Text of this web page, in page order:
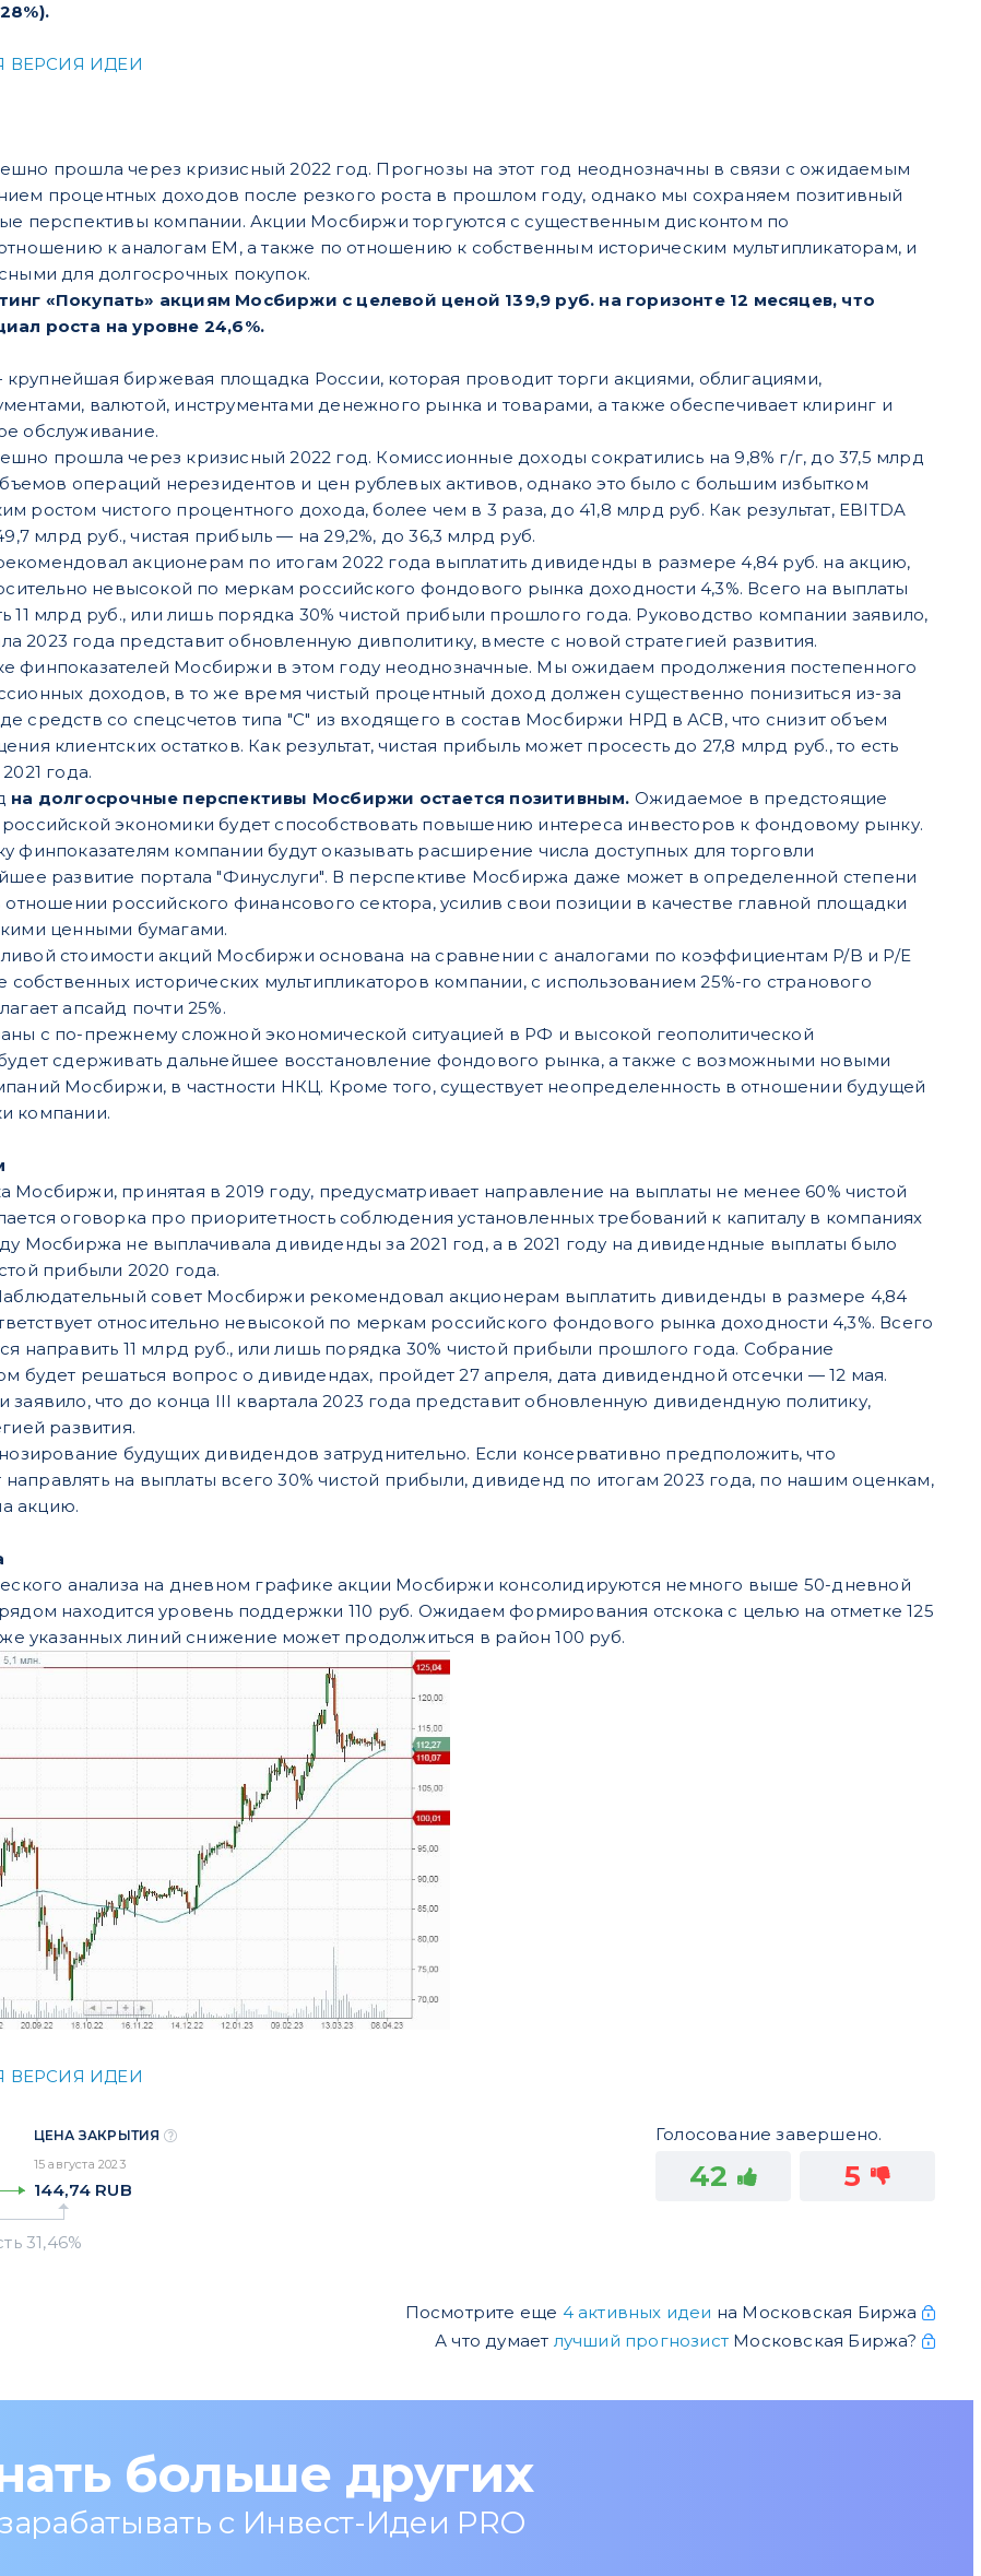
ВЕРСИЯ ИДЕИ
прошла через кризисный 2022 год. Прогнозы на этот год неоднозначны в связи с ожидаемым
процентных доходов после резкого роста в прошлом году, однако мы сохраняем позитивный
перспективы компании. Акции Мосбиржи торгуются с существенным дисконтом по
к аналогам EM, а также по отношению к собственным историческим мультипликаторам, и
для долгосрочных покупок.
«Покупать» акциям Мосбиржи с целевой ценой 139,9 руб. на горизонте 12 месяцев, что
роста на уровне 24,6%.
биржевая площадка России, которая проводит торги акциями, облигациями,
валютой, инструментами денежного рынка и товарами, а также обеспечивает клиринг и
обслуживание.
прошла через кризисный 2022 год. Комиссионные доходы сократились на 9,8% г/г, до 37,5 млрд
операций нерезидентов и цен рублевых активов, однако это было с большим избытком
ростом чистого процентного дохода, более чем в 3 раза, до 41,8 млрд руб. Как результат, EBITDA
млрд руб., чистая прибыль — на 29,2%, до 36,3 млрд руб.
акционерам по итогам 2022 года выплатить дивиденды в размере 4,84 руб. на акцию,
невысокой по меркам российского фондового рынка доходности 4,3%. Всего на выплаты
11 млрд руб., или лишь порядка 30% чистой прибыли прошлого года. Руководство компании заявило,
2023 года представит обновленную дивполитику, вместе с новой стратегией развития.
финпоказателей Мосбиржи в этом году неоднозначные. Мы ожидаем продолжения постепенного
доходов, в то же время чистый процентный доход должен существенно понизиться из-за
средств со спецсчетов типа "С" из входящего в состав Мосбиржи НРД в АСВ, что снизит объем
клиентских остатков. Как результат, чистая прибыль может просесть до 27,8 млрд руб., то есть
года.
на долгосрочные перспективы Мосбиржи остается позитивным. Ожидаемое в предстоящие
экономики будет способствовать повышению интереса инвесторов к фондовому рынку.
финпоказателям компании будут оказывать расширение числа доступных для торговли
развитие портала "Финуслуги". В перспективе Мосбиржа даже может в определенной степени
отношении российского финансового сектора, усилив свои позиции в качестве главной площадки
ценными бумагами.
стоимости акций Мосбиржи основана на сравнении с аналогами по коэффициентам P/B и P/E
собственных исторических мультипликаторов компании, с использованием 25%-го странового
апсайд почти 25%.
с по-прежнему сложной экономической ситуацией в РФ и высокой геополитической
сдерживать дальнейшее восстановление фондового рынка, а также с возможными новыми
Мосбиржи, в частности НКЦ. Кроме того, существует неопределенность в отношении будущей
компании.
Мосбиржи, принятая в 2019 году, предусматривает направление на выплаты не менее 60% чистой
оговорка про приоритетность соблюдения установленных требований к капиталу в компаниях
Мосбиржа не выплачивала дивиденды за 2021 год, а в 2021 году на дивидендные выплаты было
прибыли 2020 года.
совет Мосбиржи рекомендовал акционерам выплатить дивиденды в размере 4,84
относительно невысокой по меркам российского фондового рынка доходности 4,3%. Всего
направить 11 млрд руб., или лишь порядка 30% чистой прибыли прошлого года. Собрание
будет решаться вопрос о дивидендах, пройдет 27 апреля, дата дивидендной отсечки — 12 мая.
заявило, что до конца III квартала 2023 года представит обновленную дивидендную политику,
развития.
будущих дивидендов затруднительно. Если консервативно предположить, что
на выплаты всего 30% чистой прибыли, дивиденд по итогам 2023 года, по нашим оценкам,
акцию.
анализа на дневном графике акции Мосбиржи консолидируются немного выше 50-дневной
находится уровень поддержки 110 руб. Ожидаем формирования отскока с целью на отметке 125
указанных линий снижение может продолжиться в район 100 руб.
ВЕРСИЯ ИДЕИ
ЦЕНА ЗАКРЫТИЯ
15 августа 2023
144,74 RUB
Голосование завершено.
42 5
Посмотрите еще 4 активных идеи на Московская Биржа
А что думает лучший прогнозистМосковская Биржа?
больше других
с Инвест-Идеи PRO